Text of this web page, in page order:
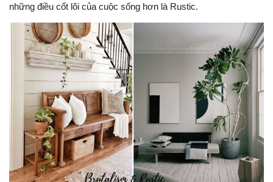
những điều cốt lõi của cuộc sống hơn là Rustic.